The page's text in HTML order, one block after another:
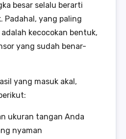
besar selalu berarti
Padahal, yang paling
kecocokan bentuk,
yang sudah benar-
yang masuk akal,
ukuran tangan Anda
nyaman